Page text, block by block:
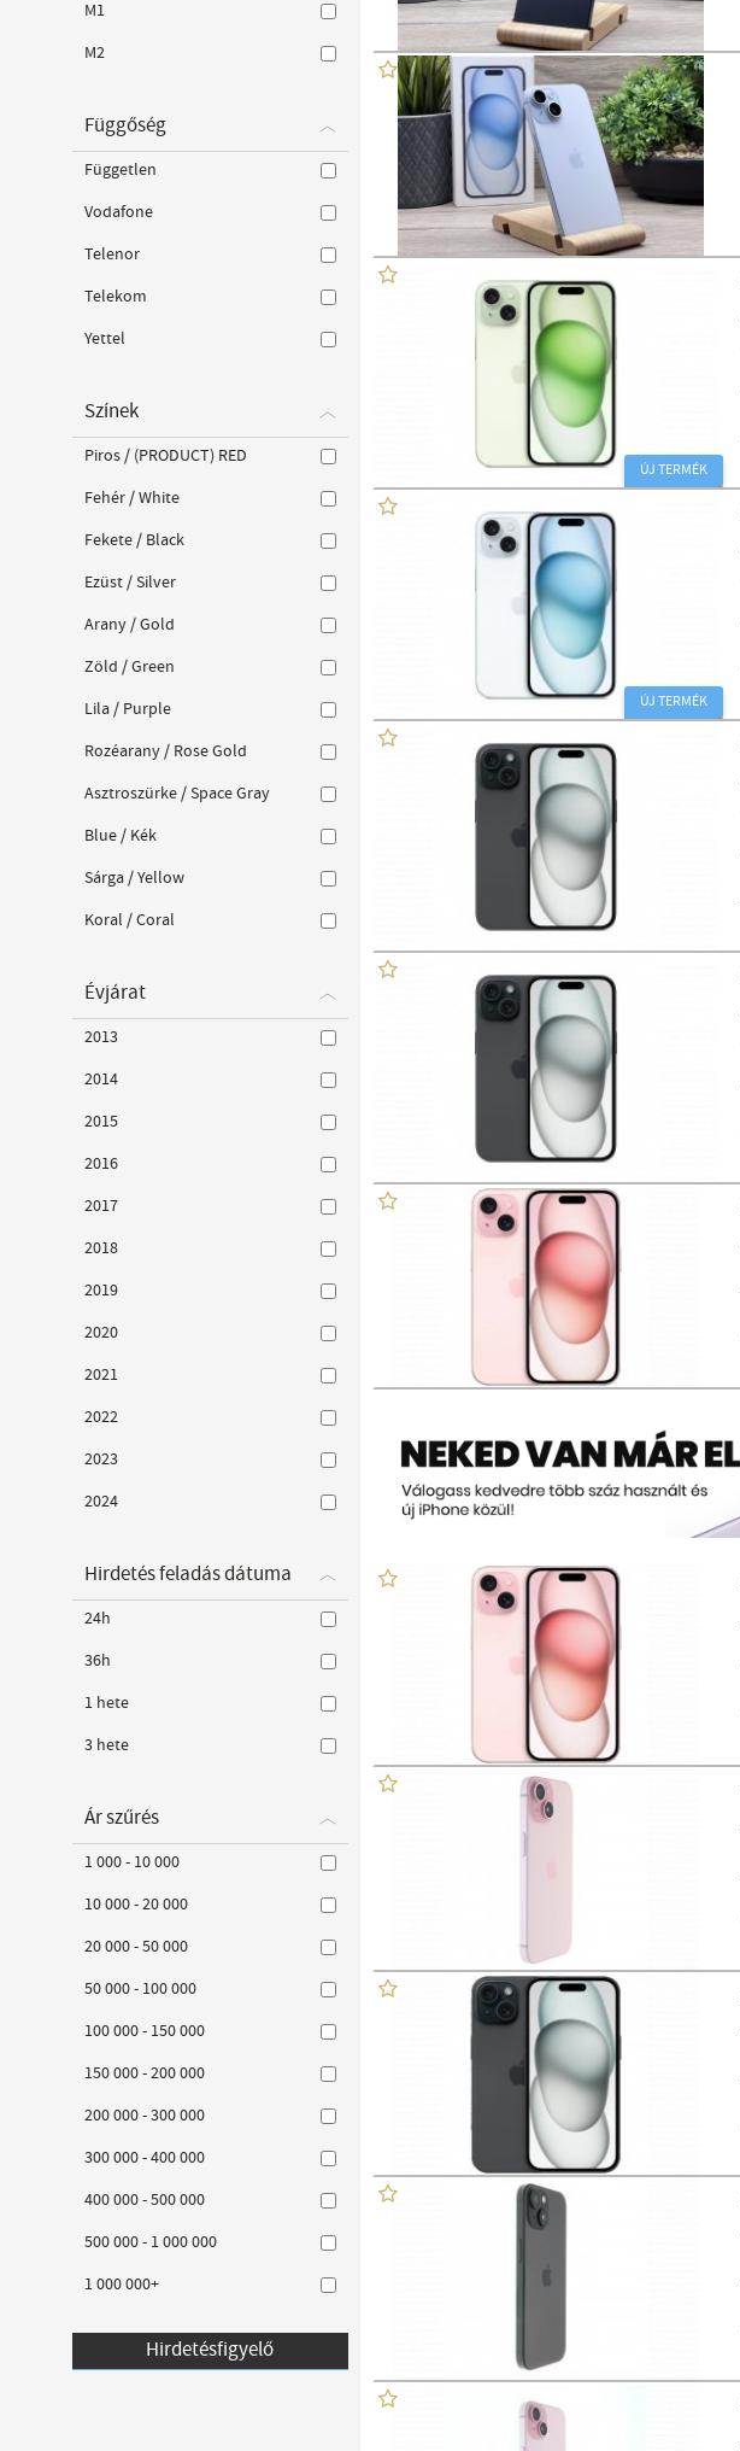
ÚJ TERMÉK
ÚJ TERMÉK
M1
M2
Függőség
Független
Vodafone
Telenor
Telekom
Yettel
Színek
Piros / (PRODUCT) RED
Fehér / White
Fekete / Black
Ezüst / Silver
Arany / Gold
Zöld / Green
Lila / Purple
Rozéarany / Rose Gold
Asztroszürke / Space Gray
Blue / Kék
Sárga / Yellow
Koral / Coral
Évjárat
2013
2014
2015
2016
2017
2018
2019
2020
2021
2022
2023
2024
Hirdetés feladás dátuma
24h
36h
1 hete
3 hete
Ár szűrés
1 000 - 10 000
10 000 - 20 000
20 000 - 50 000
50 000 - 100 000
100 000 - 150 000
150 000 - 200 000
200 000 - 300 000
300 000 - 400 000
400 000 - 500 000
500 000 - 1 000 000
1 000 000+
Hirdetésfigyelő